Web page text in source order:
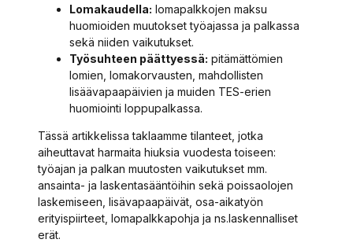
Lomakaudella: lomapalkkojen maksu
huomioiden muutokset työajassa ja palkassa
sekä niiden vaikutukset.
Työsuhteen päättyessä: pitämättömien
lomien, lomakorvausten, mahdollisten
lisäävapaapäivien ja muiden TES-erien
huomiointi loppupalkassa.
Tässä artikkelissa taklaamme tilanteet, jotka
aiheuttavat harmaita hiuksia vuodesta toiseen:
työajan ja palkan muutosten vaikutukset mm.
ansainta- ja laskentasääntöihin sekä poissaolojen
laskemiseen, lisävapaapäivät, osa-aikatyön
erityispiirteet, lomapalkkapohja ja ns.laskennalliset
erät.